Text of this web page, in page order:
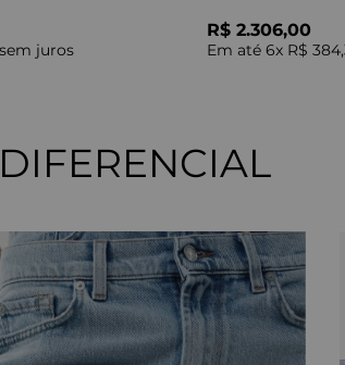
sem juros
R$ 2.306,00
Em até 6x R$